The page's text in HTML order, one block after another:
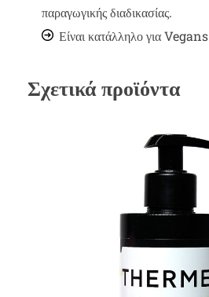
παραγωγικής διαδικασίας.
Είναι κατάλληλο για Vegans
Σχετικά προϊόντα